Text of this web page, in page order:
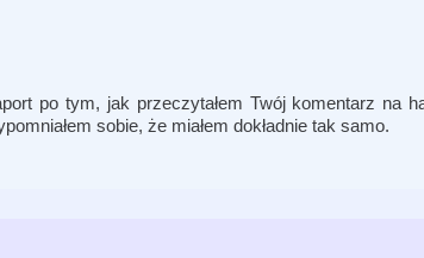
po tym, jak przeczytałem Twój komentarz na
sobie, że miałem dokładnie tak samo.